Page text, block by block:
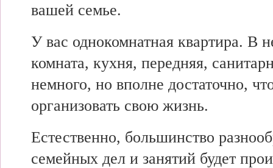
вашей семье.
У вас однокомнатная квартира. В
комната, кухня, передняя,
немного, но вполне достаточно,
организовать свою жизнь.
Естественно, большинство
семейных дел и занятий будет